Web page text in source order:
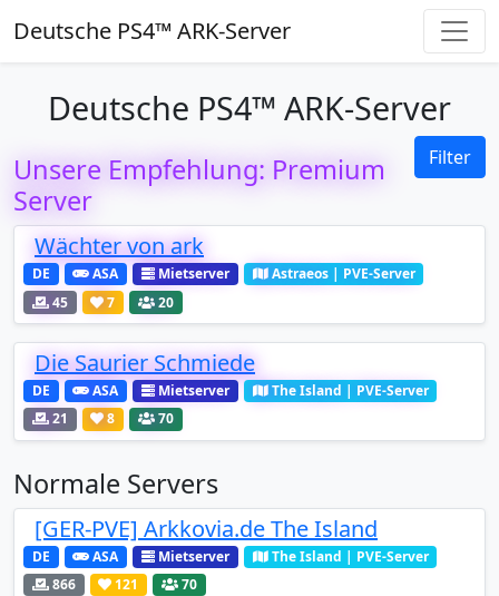
Deutsche PS4™ ARK-Server
Deutsche PS4™ ARK-Server
Filter
Unsere Empfehlung: Premium
Server
Wächter von ark
DE ASA Mietserver
Astraeos | PVE-Server
45
7 20
Die Saurier Schmiede
DE ASA Mietserver
The Island | PVE-Server
21
8 70
Normale Servers
[GER-PVE] Arkkovia.de The Island
DE ASA Mietserver
The Island | PVE-Server
866
121 70